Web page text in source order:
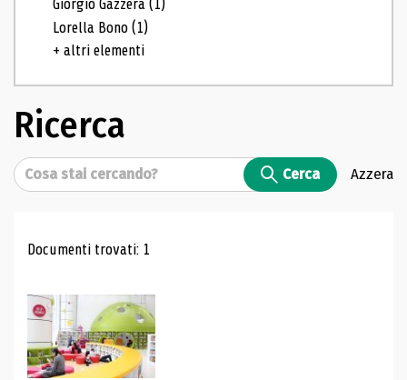
Giorgio Gazzera(1)
Lorella Bono(1)
+ altri elementi
Ricerca
Cerca Cerca Azzera
Risultati di ricerca
Documenti trovati: 1